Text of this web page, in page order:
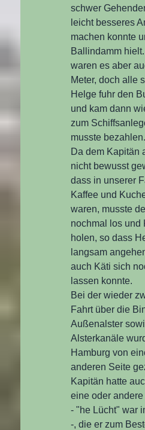
schwer
leicht besseres
machen konnte
Ballindamm
waren es aber
Meter, doch alle
Helge fuhr den
und kam dann
zum
musste bezahlen.
Da dem Kapitän
nicht bewusst
dass in unserer
Kaffee und
waren, musste
nochmal los und
holen, so dass
langsam
auch Käti sich
lassen konnte.
Bei der wieder
Fahrt über die
Außenalster
Alsterkanäle
Hamburg von
anderen Seite
Kapitän hatte
eine oder
- "he Lücht" war
-, die er zum